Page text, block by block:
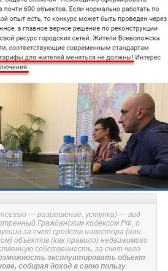
— разрешение, уступка) — вид
Гражданским кодексом РФ, о
за счет средств инвестора (или -
объектов (как правило) недвижимого
собственность, за счет чего
эксплуатировать объект
собирая доход в свою пользу.